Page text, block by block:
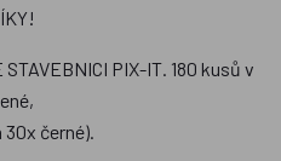
PIX-IT. 180 kusů v
černé).